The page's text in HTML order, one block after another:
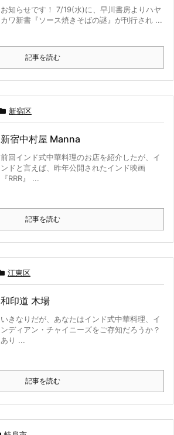
お知らせです！ 7/19(水)に、早川書房よりハヤ
カワ新書『ソース焼きそばの謎』が刊行され ...
記事を読む
新宿区
新宿中村屋 Manna
前回インド式中華料理のお店を紹介したが、イ
ンドと言えば、昨年公開されたインド映画
『RRR』 ...
記事を読む
江東区
和印道 木場
いきなりだが、あなたはインド式中華料理、イ
ンディアン・チャイニーズをご存知だろうか？
あり ...
記事を読む